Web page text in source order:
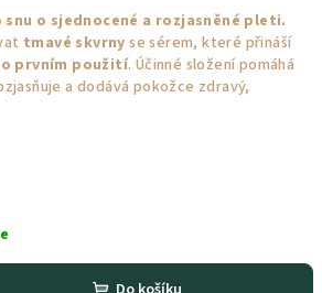
snu o sjednocené a rozjasněné pleti.
tmavé skvrny se sérem, které přináší
prvním použití. Účinné složení pomáhá
a dodává pokožce zdravý,